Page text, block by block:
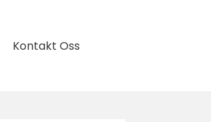
Kontakt Oss